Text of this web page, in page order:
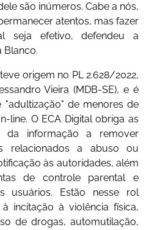
são inúmeros. Cabe a nós,
atentos, mas fazer
seja efetivo, defendeu a
Blanco.
origem no PL 2.628/2022,
Vieira (MDB-SE), e é
de menores de
line. O ECA Digital obriga as
da informação a remover
relacionados a abuso ou
às autoridades, além
de controle parental e
usuários. Estão nesse rol
incitação à violência física,
de drogas, automutilação,